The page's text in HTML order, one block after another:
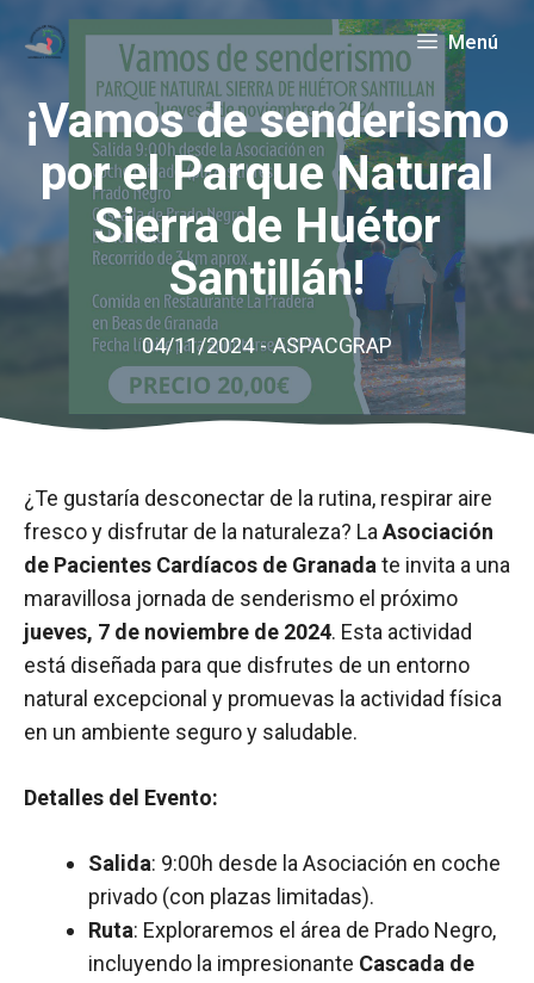
Menú
¡Vamos de senderismo
por el Parque Natural
Sierra de Huétor
Santillán!
04/11/2024 - ASPACGRAP
¿Te gustaría desconectar de la rutina, respirar aire
fresco y disfrutar de la naturaleza? La Asociación
de Pacientes Cardíacos de Granada te invita a una
maravillosa jornada de senderismo el próximo
jueves, 7 de noviembre de 2024. Esta actividad
está diseñada para que disfrutes de un entorno
natural excepcional y promuevas la actividad física
en un ambiente seguro y saludable.
Detalles del Evento:
Salida: 9:00h desde la Asociación en coche
privado (con plazas limitadas).
Ruta: Exploraremos el área de Prado Negro,
incluyendo la impresionante Cascada de